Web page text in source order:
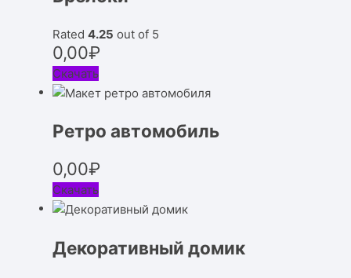
Rated4.25 out of 5
0,00₽
Скачать
Ретро автомобиль
0,00₽
Скачать
Декоративный домик